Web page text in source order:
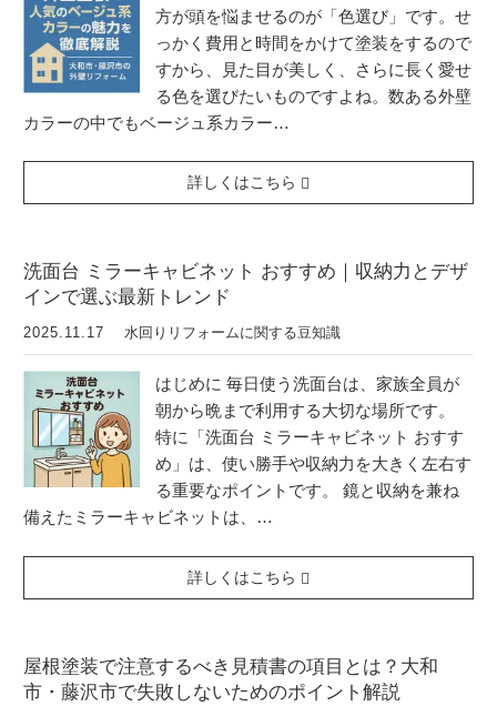
方が頭を悩ませるのが「色選び」です。せ
っかく費用と時間をかけて塗装をするので
すから、見た目が美しく、さらに長く愛せ
る色を選びたいものですよね。数ある外壁
カラーの中でもベージュ系カラー…
詳しくはこちら
洗面台 ミラーキャビネット おすすめ｜収納力とデザ
インで選ぶ最新トレンド
2025.11.17 水回りリフォームに関する豆知識
はじめに 毎日使う洗面台は、家族全員が
朝から晩まで利用する大切な場所です。
特に「洗面台 ミラーキャビネット おすす
め」は、使い勝手や収納力を大きく左右す
る重要なポイントです。 鏡と収納を兼ね
備えたミラーキャビネットは、…
詳しくはこちら
屋根塗装で注意するべき見積書の項目とは？大和
市・藤沢市で失敗しないためのポイント解説